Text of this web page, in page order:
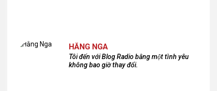
HẰNG NGA
Tôi đến với Blog Radio bằng một tình yêu
không bao giờ thay đổi.